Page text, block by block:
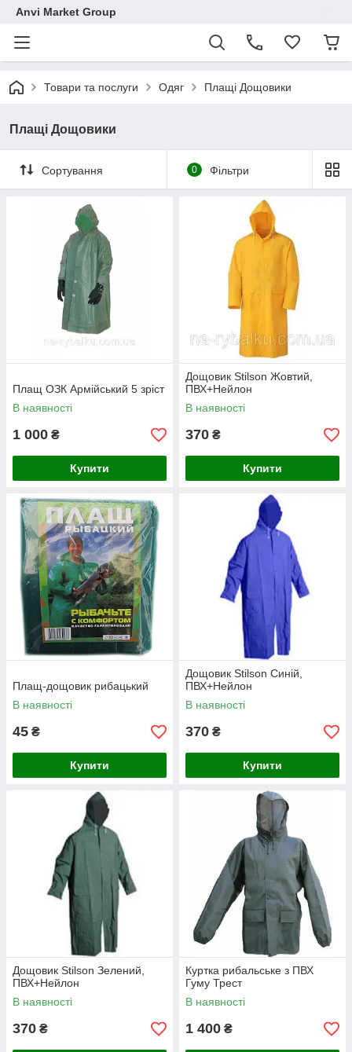
Anvi Market Group
Товари та послуги Одяг Плащі Дощовики
Плащі Дощовики
Сортування 0 Фільтри
Плащ ОЗК Армійський 5 зріст
В наявності
1 000 ₴
Купити
Дощовик Stilson Жовтий,
ПВХ+Нейлон
В наявності
370 ₴
Купити
Плащ-дощовик рибацький
В наявності
45 ₴
Купити
Дощовик Stilson Синій,
ПВХ+Нейлон
В наявності
370 ₴
Купити
Дощовик Stilson Зелений,
ПВХ+Нейлон
В наявності
370 ₴
Куртка рибальське з ПВХ
Гуму Трест
В наявності
1 400 ₴